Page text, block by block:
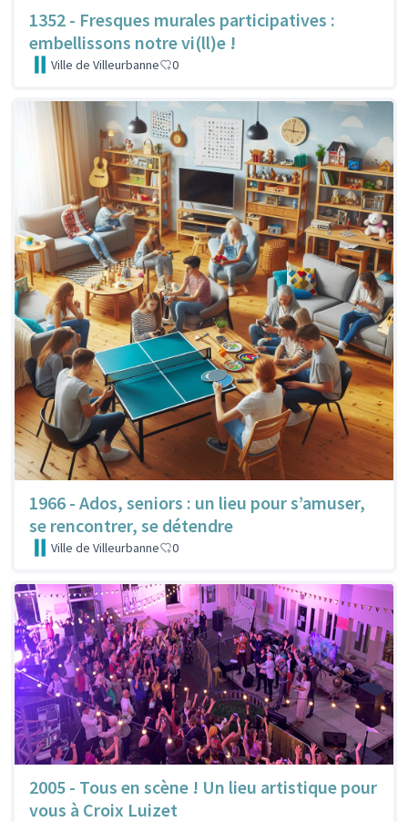
1352 - Fresques murales participatives :
embellissons notre vi(ll)e !
Ville de Villeurbanne 0
1966 - Ados, seniors : un lieu pour s’amuser,
se rencontrer, se détendre
Ville de Villeurbanne 0
2005 - Tous en scène ! Un lieu artistique pour
vous à Croix Luizet